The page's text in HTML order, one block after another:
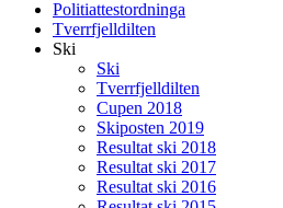
Politiattestordninga
Tverrfjelldilten
Ski
Ski
Tverrfjelldilten
Cupen 2018
Skiposten 2019
Resultat ski 2018
Resultat ski 2017
Resultat ski 2016